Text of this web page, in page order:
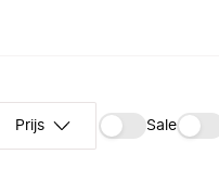
Prijs Sale